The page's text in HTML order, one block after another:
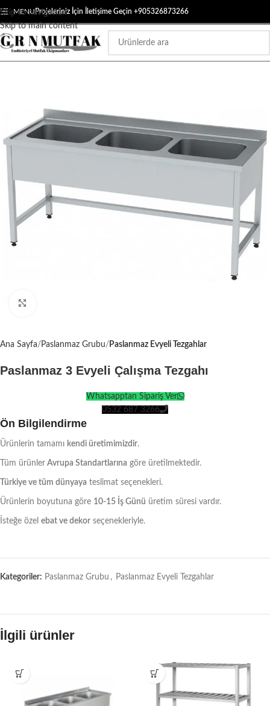
Skip to navigation
Skip to main content
MENUProjeleriniz İçin İletişime Geçin +905326873266
Ana Sayfa Paslanmaz Grubu Paslanmaz Evyeli Tezgahlar
Paslanmaz 3 Evyeli Çalışma Tezgahı
Whatsapptan Sipariş Ver
0532 687 3266
Ön Bilgilendirme
Ürünlerin tamamı kendi üretimimizdir.
Tüm ürünler Avrupa Standartlarına göre üretilmektedir.
Türkiye ve tüm dünyaya teslimat seçenekleri.
Ürünlerin boyutuna göre 10-15 İş Günü üretim süresi vardır.
İsteğe özel ebat ve dekor seçenekleriyle.
Kategoriler: Paslanmaz Grubu , Paslanmaz Evyeli Tezgahlar
İlgili ürünler